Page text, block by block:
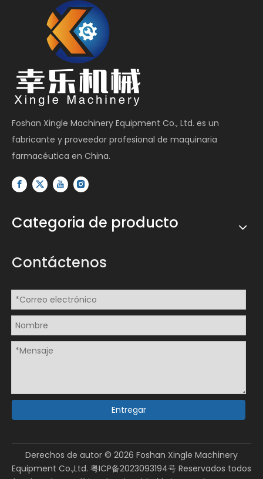
Foshan Xingle Machinery Equipment Co., Ltd. es un
fabricante y proveedor profesional de maquinaria
farmacéutica en China.
Categoria de producto
Contáctenos
Entregar
Derechos de autor © 2026 Foshan Xingle Machinery
Equipment Co.,Ltd. 粤ICP备2023093194号 Reservados todos